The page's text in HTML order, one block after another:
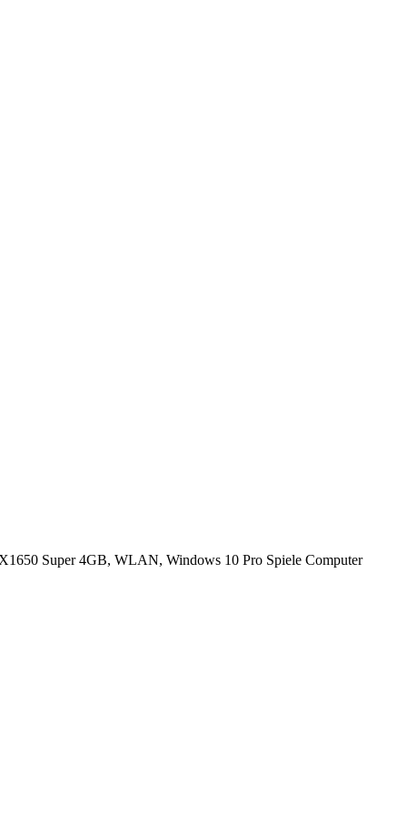
Super 4GB, WLAN, Windows 10 Pro Spiele Computer